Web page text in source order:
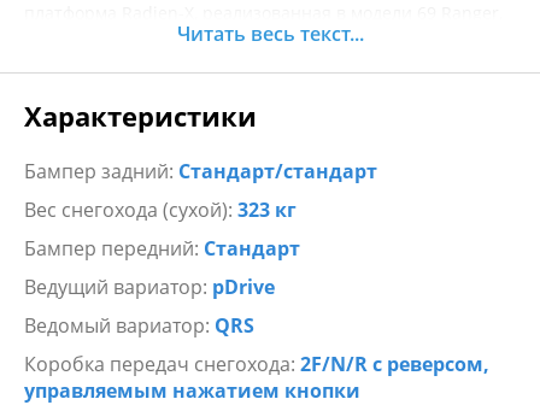
обеспечивает небывалый уровень маневренности и
конструкция, усовершенствованная эргономика — все это
делает снегоход 69 Ranger поразительно
функциональным и удобным в использовании. Рама
Radien-X гарантирует надежность конструкции и
позволяет оптимальным образом распределить вес.
Читать весь текст...
Характеристики
Бампер задний: Стандарт/стандарт
Вес снегохода (сухой): 323 кг
Бампер передний: Стандарт
Ведущий вариатор: pDrive
Ведомый вариатор: QRS
Коробка передач снегохода: 2F/N/R с реверсом,
управляемым нажатием кнопки